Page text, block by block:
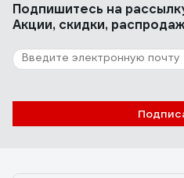
14 отзывов
Отзыв о RESTO 95319
Подпишитесь на
Акции, скидки,